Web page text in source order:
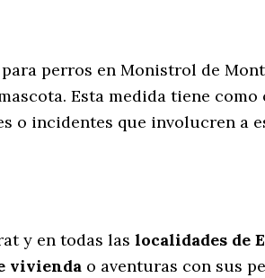
perros en Monistrol de
Esta medida tiene
o incidentes que involucren a
y en todas las localidades de
vivienda o aventuras con sus